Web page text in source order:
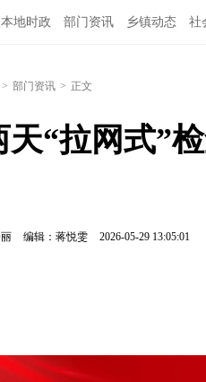
本地时政 部门资讯 乡镇动态 社
> 部门资讯 > 正文
“拉网式”
编辑：蒋悦雯 2026-05-29 13:05:01